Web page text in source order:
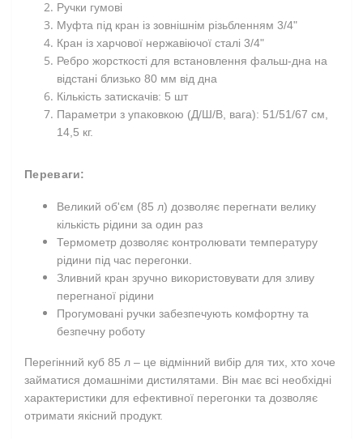
Ручки гумові
Муфта під кран із зовнішнім різьбленням 3/4"
Кран із харчової нержавіючої сталі 3/4"
Ребро жорсткості для встановлення фальш-дна на
відстані близько 80 мм від дна
Кількість затискачів: 5 шт
Параметри з упаковкою (Д/Ш/В, вага): 51/51/67 см,
14,5 кг.
Переваги:
Великий об'єм (85 л) дозволяє перегнати велику
кількість рідини за один раз
Термометр дозволяє контролювати температуру
рідини під час перегонки.
Зливний кран зручно використовувати для зливу
перегнаної рідини
Прогумовані ручки забезпечують комфортну та
безпечну роботу
Перегінний куб 85 л – це відмінний вибір для тих, хто хоче
займатися домашніми дистилятами. Він має всі необхідні
характеристики для ефективної перегонки та дозволяє
отримати якісний продукт.